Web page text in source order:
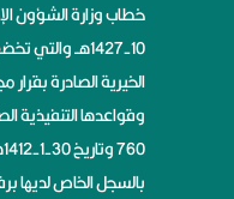
10-1427هــ
وقواعدها التنفيذية
بالسجل الخاص لديها برقم 367 بتاريخ 18-7-